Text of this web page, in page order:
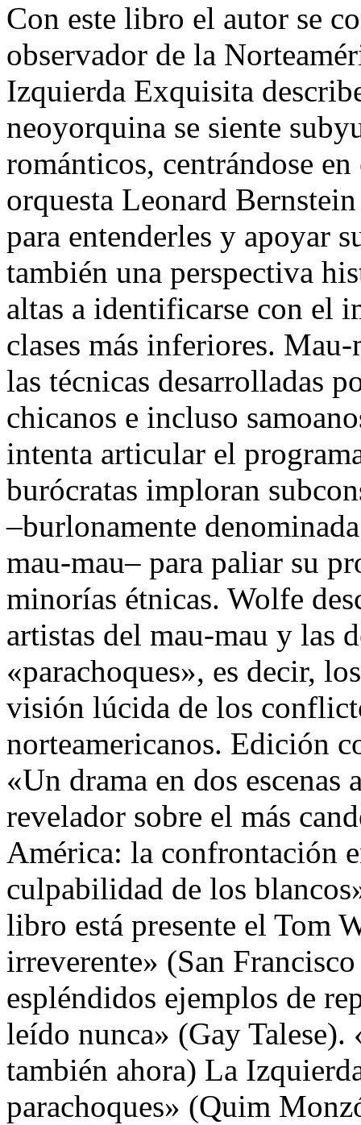
Con este libro el autor se
observador de la
Izquierda Exquisita
neoyorquina se siente
románticos, centrándose
orquesta Leonard
para entenderles y apoyar
también una perspectiva
altas a identificarse con el
clases más inferiores.
las técnicas desarrolladas
chicanos e incluso
intenta articular el
burócratas imploran
–burlonamente
mau-mau– para paliar su
minorías étnicas. Wolfe
artistas del mau-mau y las
«parachoques», es decir,
visión lúcida de los
norteamericanos. Edición
«Un drama en dos
revelador sobre el más
América: la confrontación
culpabilidad de los
libro está presente el Tom
irreverente» (San
espléndidos ejemplos de
leído nunca» (Gay
también ahora) La
parachoques» (Quim